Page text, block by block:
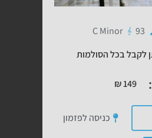
93
C Minor
לקבל בכל הסולמות
₪149
כניסה לפזמון